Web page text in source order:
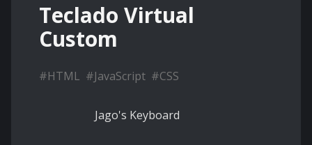
Teclado Virtual
Custom
#HTML #JavaScript #CSS
Jago's Keyboard